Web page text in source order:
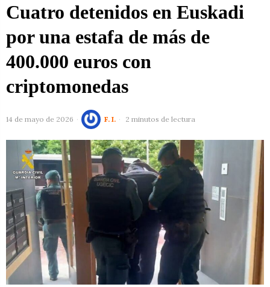
Cuatro detenidos en Euskadi
por una estafa de más de
400.000 euros con
criptomonedas
14 de mayo de 2026 F. I. 2 minutos de lectura